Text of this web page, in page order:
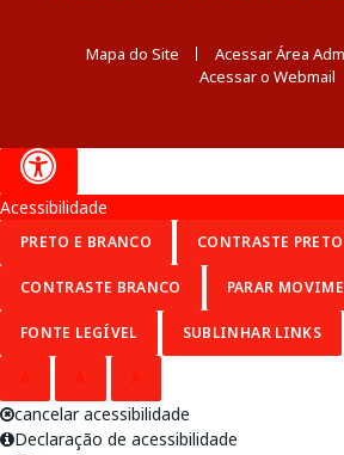
Mapa do Site
Acessar Área
Acessar o Webmail
Acessibilidade
PRETO E BRANCO CONTRASTE PRETO
CONTRASTE BRANCO PARAR
FONTE LEGÍVEL SUBLINHAR LINKS
cancelar acessibilidade
Declaração de acessibilidade